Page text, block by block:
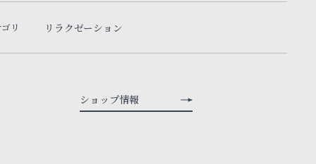
リ リラクゼーション
ショップ情報